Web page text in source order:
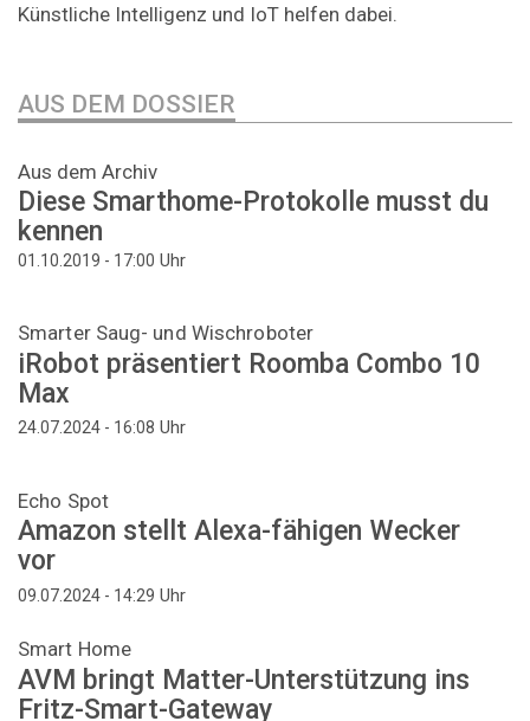
Künstliche Intelligenz und IoT helfen dabei.
AUS DEM DOSSIER
Aus dem Archiv
Diese Smarthome-Protokolle musst du
kennen
01.10.2019 - 17:00 Uhr
Smarter Saug- und Wischroboter
iRobot präsentiert Roomba Combo 10
Max
24.07.2024 - 16:08 Uhr
Echo Spot
Amazon stellt Alexa-fähigen Wecker
vor
09.07.2024 - 14:29 Uhr
Smart Home
AVM bringt Matter-Unterstützung ins
Fritz-Smart-Gateway